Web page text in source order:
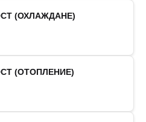
(ОХЛАЖДАНЕ)
(ОТОПЛЕНИЕ)